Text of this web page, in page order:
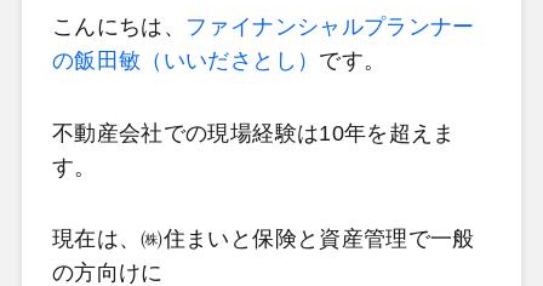
こんにちは、 ファイナンシャルプランナー
の飯田敏（いいださとし） です。
不動産会社での現場経験は10年を超えま
す。
現在は、㈱住まいと保険と資産管理で一般
の方向けに